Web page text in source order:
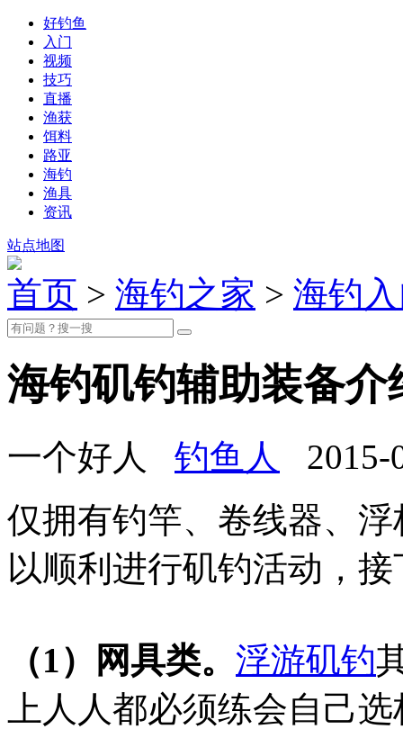
好钓鱼
入门
视频
技巧
直播
渔获
饵料
路亚
海钓
渔具
资讯
站点地图
首页 > 海钓之家 > 海钓
海钓矶钓辅助装备介
一个好人 钓鱼人
2015-
仅拥有钓竿、卷线器、
以顺利进行矶钓活动，
（1）网具类。 浮游矶钓
上人人都必须练会自己